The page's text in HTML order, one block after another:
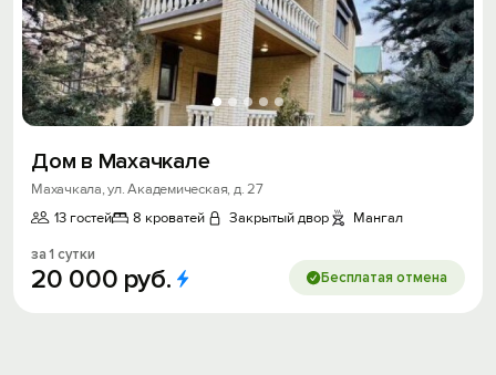
Дом в Махачкале
Махачкала, ул. Академическая, д. 27
13 гостей
8 кроватей Закрытый двор Мангал
за 1 сутки
20 000 руб. Бесплатая отмена